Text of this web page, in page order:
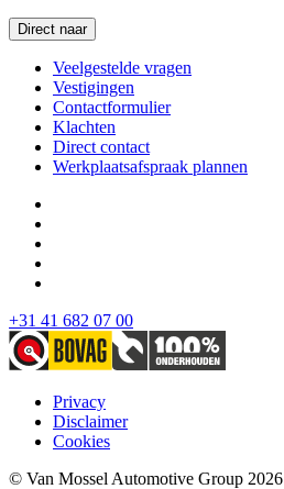
Direct naar
Veelgestelde vragen
Vestigingen
Contactformulier
Klachten
Direct contact
Werkplaatsafspraak plannen
+31 41 682 07 00
Privacy
Disclaimer
Cookies
© Van Mossel Automotive Group 2026